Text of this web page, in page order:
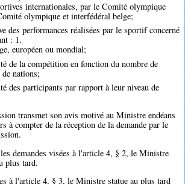
internationales, par le Comité olympique
olympique et interfédéral belge;
des performances réalisées par le sportif concerné
: 1.
européen ou mondial;
de la compétition en fonction du nombre de
nations;
des participants par rapport à leur niveau de
transmet son avis motivé au Ministre endéans
à compter de la réception de la demande par le
demandes visées à l'article 4, § 2, le Ministre
plus tard.
à l'article 4, § 3, le Ministre statue au plus tard